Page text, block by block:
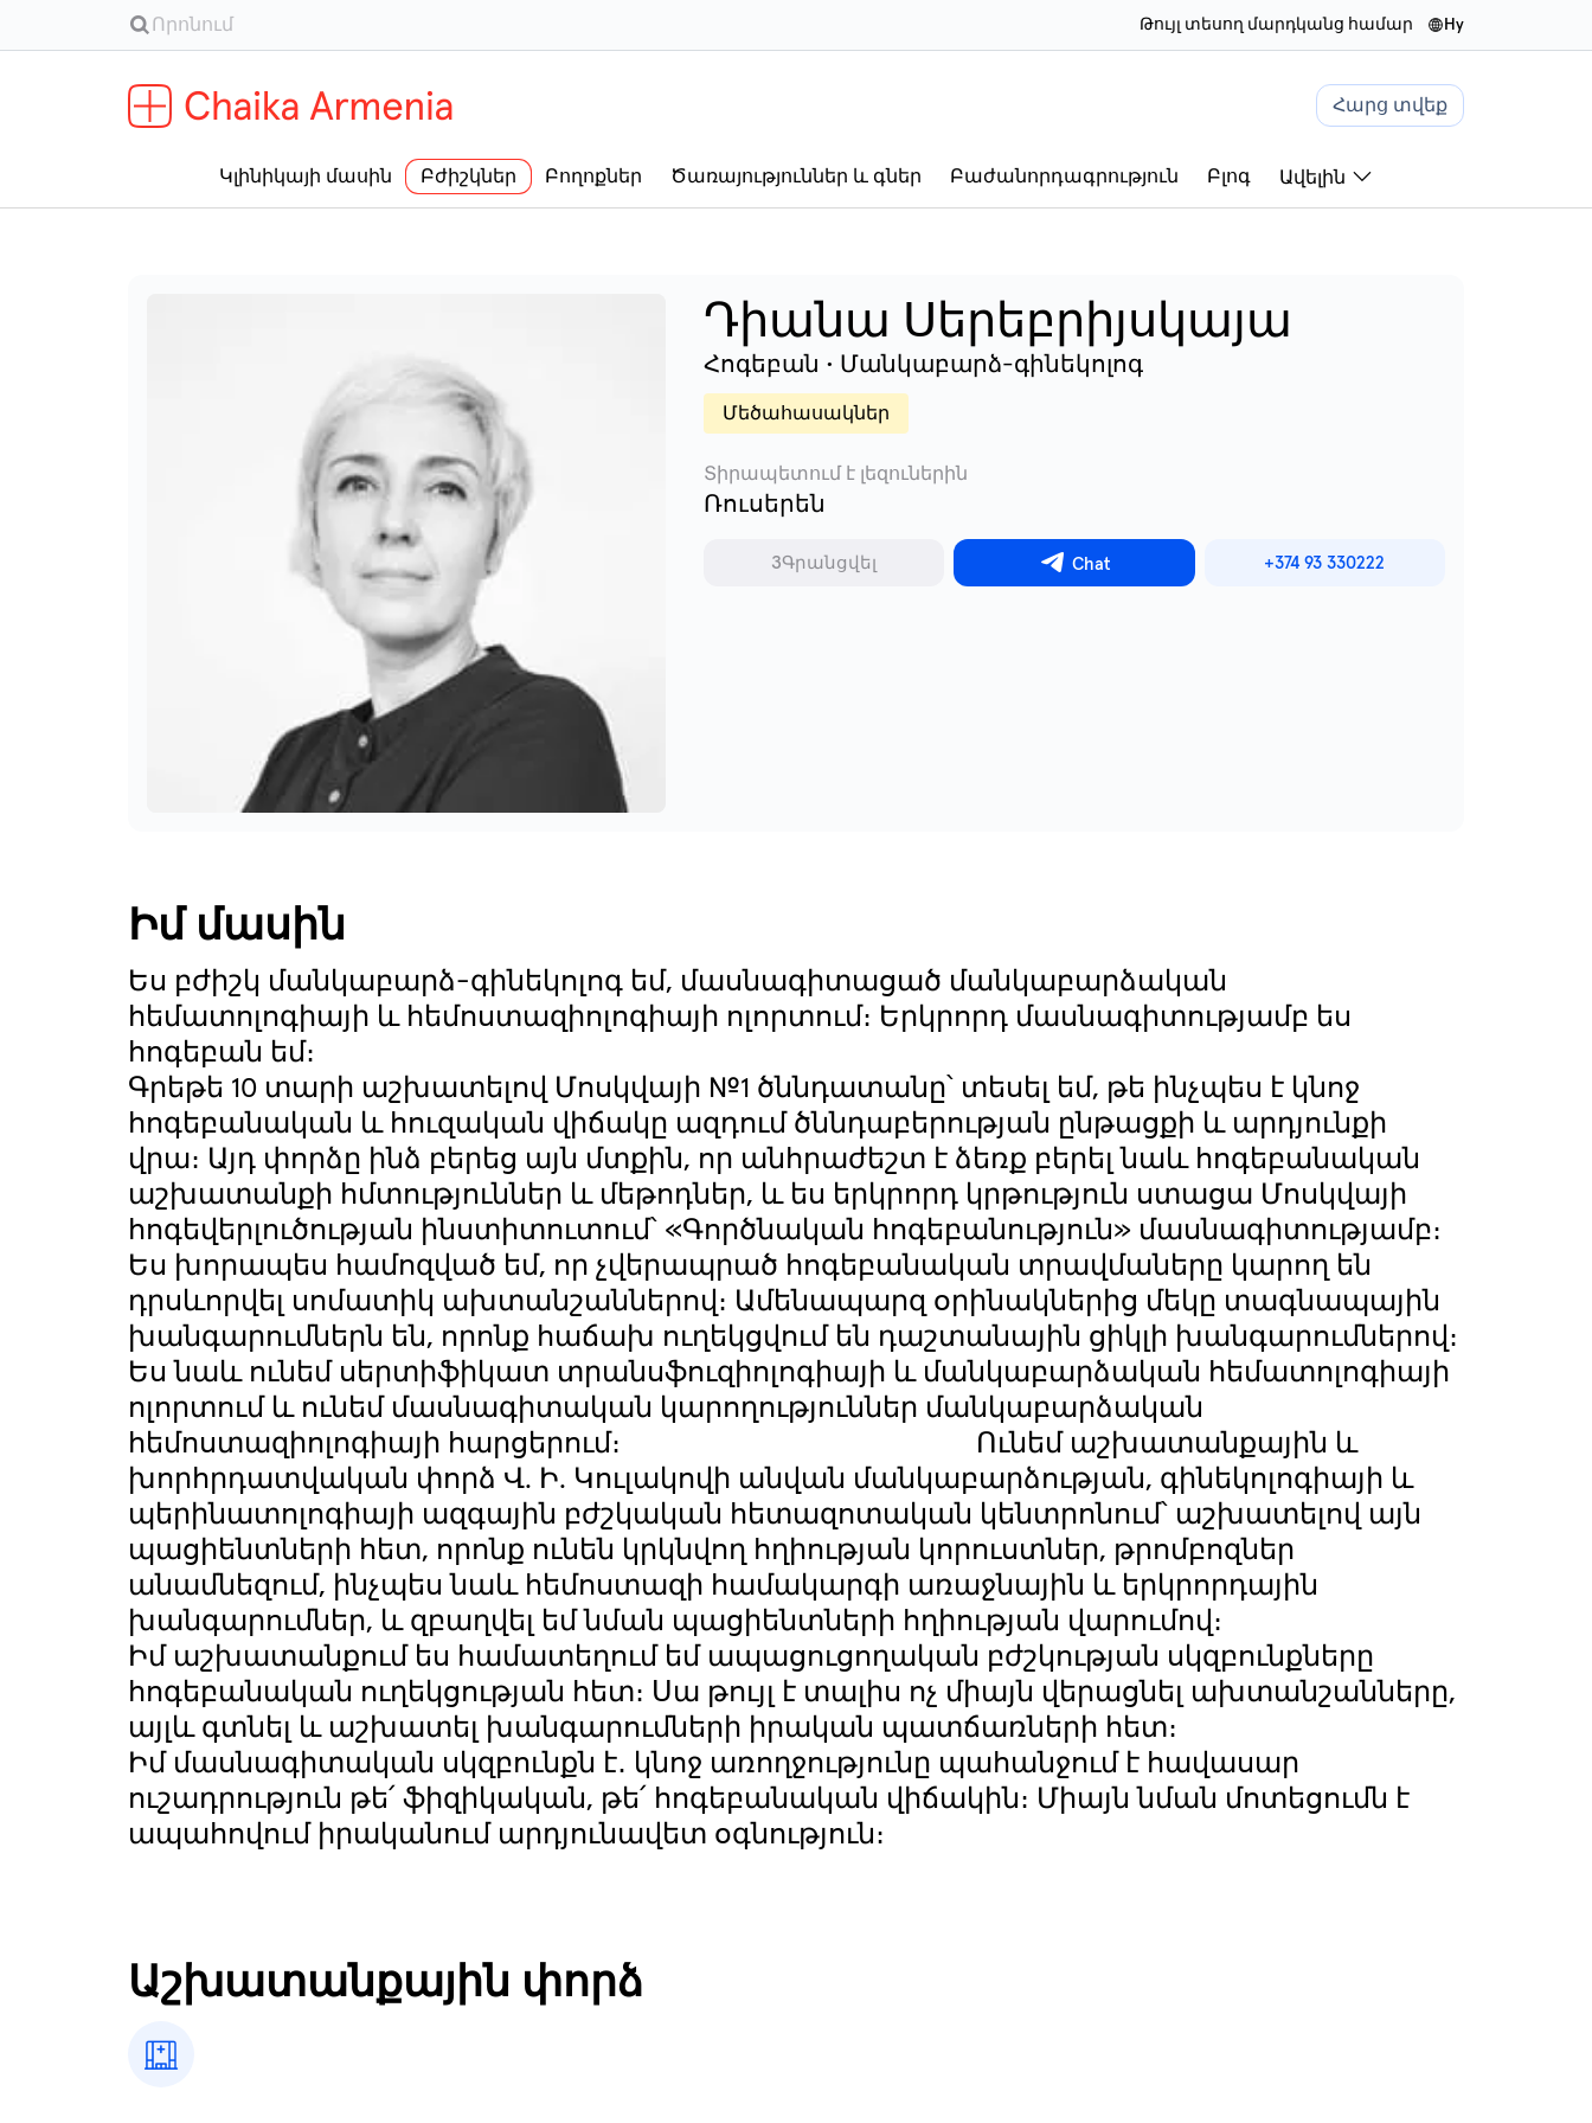
Թույլ տեսող մարդկանց համար hy
Հարց տվեք
Կլինիկայի մասին Բժիշկներ Բողոքներ Ծառայություններ և գներ Բաժանորդագրություն Բլոգ Ավելին
Դիանա Սերեբրիյսկայա
Հոգեբան • Մանկաբարձ-գինեկոլոգ
Մեծահասակներ
Տիրապետում է լեզուներին
Ռուսերեն
ЗԳրանցվել Chat +374 93 330222
Իմ մասին
Ես բժիշկ մանկաբարձ-գինեկոլոգ եմ, մասնագիտացած մանկաբարձական
հեմատոլոգիայի և հեմոստազիոլոգիայի ոլորտում։ Երկրորդ մասնագիտությամբ ես
հոգեբան եմ։
Գրեթե 10 տարի աշխատելով Մոսկվայի №1 ծննդատանը՝ տեսել եմ, թե ինչպես է կնոջ
հոգեբանական և հուզական վիճակը ազդում ծննդաբերության ընթացքի և արդյունքի
վրա։ Այդ փորձը ինձ բերեց այն մտքին, որ անհրաժեշտ է ձեռք բերել նաև հոգեբանական
աշխատանքի հմտություններ և մեթոդներ, և ես երկրորդ կրթություն ստացա Մոսկվայի
հոգեվերլուծության ինստիտուտում՝ «Գործնական հոգեբանություն» մասնագիտությամբ։
Ես խորապես համոզված եմ, որ չվերապրած հոգեբանական տրավմաները կարող են
դրսևորվել սոմատիկ ախտանշաններով։ Ամենապարզ օրինակներից մեկը տագնապային
խանգարումներն են, որոնք հաճախ ուղեկցվում են դաշտանային ցիկլի խանգարումներով։
Ես նաև ունեմ սերտիֆիկատ տրանսֆուզիոլոգիայի և մանկաբարձական հեմատոլոգիայի
ոլորտում և ունեմ մասնագիտական կարողություններ մանկաբարձական
հեմոստազիոլոգիայի հարցերում։ Ունեմ աշխատանքային և
խորհրդատվական փորձ Վ. Ի. Կուլակովի անվան մանկաբարձության, գինեկոլոգիայի և
պերինատոլոգիայի ազգային բժշկական հետազոտական կենտրոնում՝ աշխատելով այն
պացիենտների հետ, որոնք ունեն կրկնվող հղիության կորուստներ, թրոմբոզներ
անամնեզում, ինչպես նաև հեմոստազի համակարգի առաջնային և երկրորդային
խանգարումներ, և զբաղվել եմ նման պացիենտների հղիության վարումով։
Իմ աշխատանքում ես համատեղում եմ ապացուցողական բժշկության սկզբունքները
հոգեբանական ուղեկցության հետ։ Սա թույլ է տալիս ոչ միայն վերացնել ախտանշանները,
այլև գտնել և աշխատել խանգարումների իրական պատճառների հետ։
Իմ մասնագիտական սկզբունքն է․ կնոջ առողջությունը պահանջում է հավասար
ուշադրություն թե՛ ֆիզիկական, թե՛ հոգեբանական վիճակին։ Միայն նման մոտեցումն է
ապահովում իրականում արդյունավետ օգնություն։
Աշխատանքային փորձ